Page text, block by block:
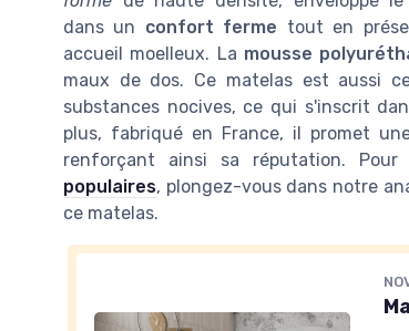
dans un confort ferme tout en
accueil moelleux. La mousse
maux de dos. Ce matelas est aussi
substances nocives, ce qui s'inscrit
plus, fabriqué en France, il promet
renforçant ainsi sa réputation.
populaires, plongez-vous dans notre
ce matelas.